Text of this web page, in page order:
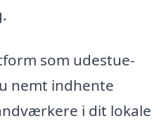
som udestue-
nemt indhente
i dit lokale